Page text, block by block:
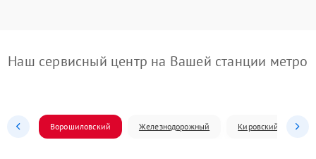
Наш сервисный центр на Вашей станции метро
Ворошиловский Железнодорожный Кировский